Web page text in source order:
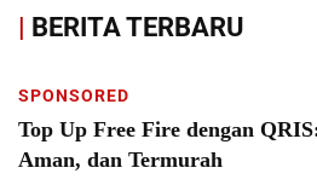
| BERITA TERBARU
SPONSORED
Top Up Free Fire dengan
Aman, dan Termurah